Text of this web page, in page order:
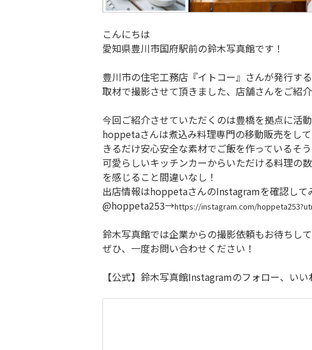
こんにちは
愛知県豊川市国府駅前の鈴木写真館です！
豊川市の住宅工務店『イトコー』さんが発行す
取材で撮影させて頂きました、店舗さんをご紹介
今回ご紹介させていただくのは豊橋を拠点に活
hoppetaさんは煮込み料理専門の移動販売をし
きるだけ安心安全な素材でご飯を作っているそう
可愛らしいキッチンカーからいただける料理の
を感じること間違いなし！
出店情報はhoppetaさんのInstagramを確認して
@hoppeta253→https://instagram.com/
鈴木写真館では企業からの撮影依頼もお待ちして
ぜひ、一度お問い合わせください！
【公式】鈴木写真館Instagramのフォロー、い